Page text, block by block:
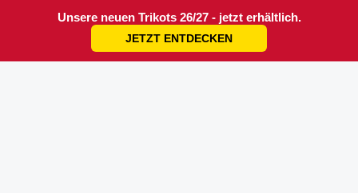
Unsere neuen Trikots 26/27 - jetzt erhältlich.
JETZT ENTDECKEN